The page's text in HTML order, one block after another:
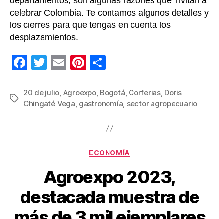
celebrar Colombia. Te contamos algunos detalles y
los cierres para que tengas en cuenta los
desplazamientos.
F
c
e
b
T
tt
er
E
ail
Pi
er
e
st
m
p
ar
Etiquetas
20 de julio Agroexpo, Bogotá Corferias, Doris
Chingaté Vega gastronomía sector agropecuario
Categorías
ECONOMÍA
Agroexpo 2023,
destacada muestra de